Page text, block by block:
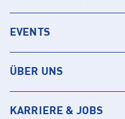
EVENTS
ÜBER UNS
KARRIERE & JOBS